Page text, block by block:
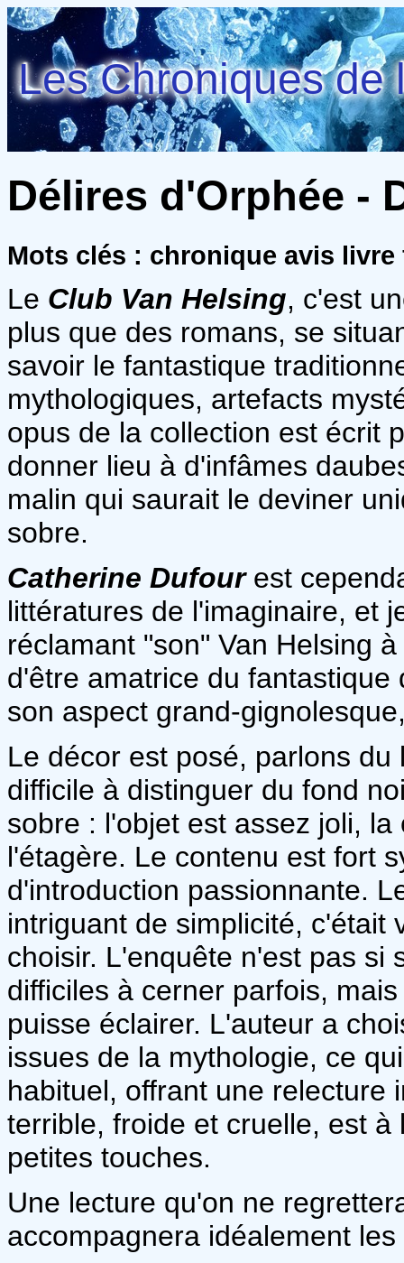
Les Chroniques de
Délires d'Orphée -
Mots clés : chronique avis
Le Club Van Helsing, c'est
plus que des romans, se
savoir le fantastique
mythologiques, artefacts
opus de la collection est écrit
donner lieu à d'infâmes
malin qui saurait le deviner
sobre.
Catherine Dufourest
littératures de l'imaginaire, et
réclamant "son" Van Helsing
d'être amatrice du
son aspect grand-
Le décor est posé, parlons
difficile à distinguer du fond
sobre : l'objet est assez joli,
l'étagère. Le contenu est fort
d'introduction passionnante.
intriguant de simplicité, c'était
choisir. L'enquête n'est pas si
difficiles à cerner parfois,
puisse éclairer. L'auteur a
issues de la mythologie, ce
habituel, offrant une relecture
terrible, froide et cruelle, est
petites touches.
Une lecture qu'on ne
accompagnera idéalement